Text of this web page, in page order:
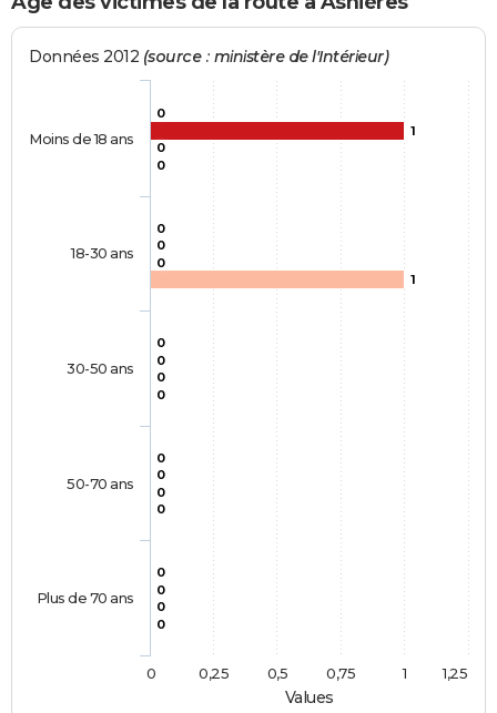
Values
Données 2012 (source : ministère de l'Intérieur)
0
0
0
0
0
1
0
0
0
0
0
0
0
0
0
0
1
0
0
0
Moins de 18 ans
18-30 ans
30-50 ans
50-70 ans
Plus de 70 ans
0 1
0,25 0,5 0,75 1,25